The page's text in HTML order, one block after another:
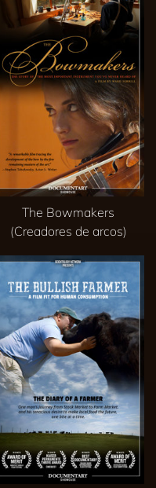
The Bowmakers
(Creadores de arcos)